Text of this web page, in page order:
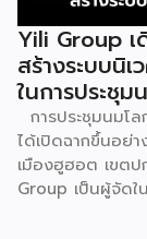
วงจร […]
Yili Group เ
สร้างระบบนิ
ในการประชุ
การประชุมนมโ
ได้เปิดฉากขึ้นอย่
เมืองฮูฮอต เขตป
Group เป็นผู้จัด